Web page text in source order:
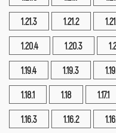
1.21.3 1.21.2
1.20.4 1.20.3
1.19.4 1.19.3
1.18.1 1.18 1.17.1
1.16.3 1.16.2